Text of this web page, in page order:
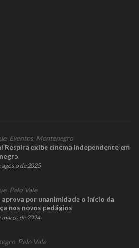
, Eventos, Montenegro
Respira exibe cinema independente em
agosto de 2025
, Pelo Vale
aprova por unanimidade o início da
nos novos pedágios
março de 2024
Pelo Vale